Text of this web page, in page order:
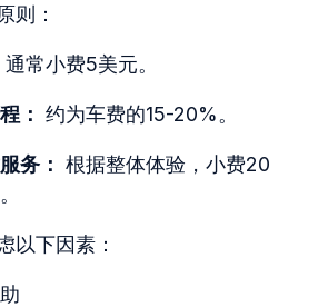
则：
通常小费5美元。
： 约为车费的15-20%。
务： 根据整体体验，小费20
以下因素：